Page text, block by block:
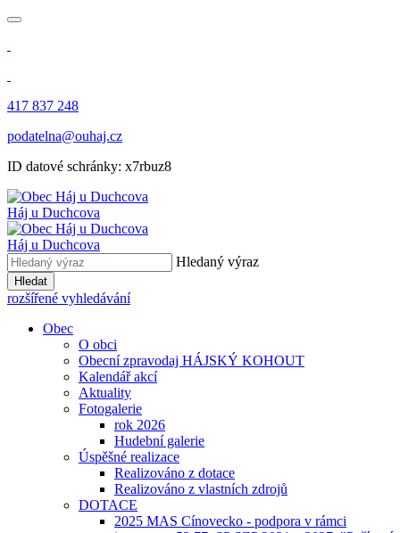
417 837 248
podatelna@ouhaj.cz
ID datové schránky: x7rbuz8
Háj u Duchcova
Háj u Duchcova
Hledaný výraz
Hledat
rozšířené vyhledávání
Obec
O obci
Obecní zpravodaj HÁJSKÝ KOHOUT
Kalendář akcí
Aktuality
Fotogalerie
rok 2026
Hudební galerie
Úspěšné realizace
Realizováno z dotace
Realizováno z vlastních zdrojů
DOTACE
2025 MAS Cínovecko - podpora v rámci